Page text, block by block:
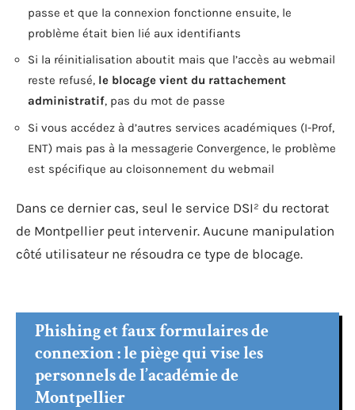
passe et que la connexion fonctionne ensuite, le
problème était bien lié aux identifiants
Si la réinitialisation aboutit mais que l’accès au webmail
reste refusé, le blocage vient du rattachement
administratif, pas du mot de passe
Si vous accédez à d’autres services académiques (I-Prof,
ENT) mais pas à la messagerie Convergence, le problème
est spécifique au cloisonnement du webmail
Dans ce dernier cas, seul le service DSI² du rectorat
de Montpellier peut intervenir. Aucune manipulation
côté utilisateur ne résoudra ce type de blocage.
Phishing et faux formulaires de
connexion : le piège qui vise les
personnels de l’académie de
Montpellier